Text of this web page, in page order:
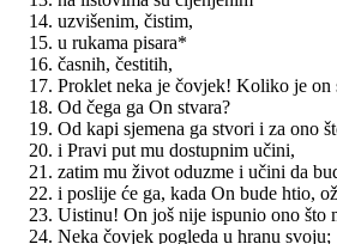
uzvišenim, čistim,
u rukama pisara*
časnih, čestitih,
Proklet neka je čovjek! Koliko je on
Od čega ga On stvara?
Od kapi sjemena ga stvori i za ono
i Pravi put mu dostupnim učini,
zatim mu život oduzme i učini da
i poslije će ga, kada On bude htio,
Uistinu! On još nije ispunio ono što
Neka čovjek pogleda u hranu svoju;